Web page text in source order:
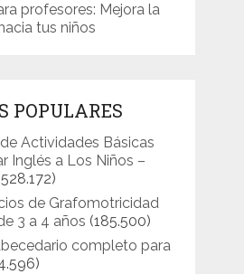
profesores: Mejora la
tus niños
POPULARES
Actividades Básicas
Inglés a Los Niños –
de Grafomotricidad
3 a 4 años (185.500)
completo para